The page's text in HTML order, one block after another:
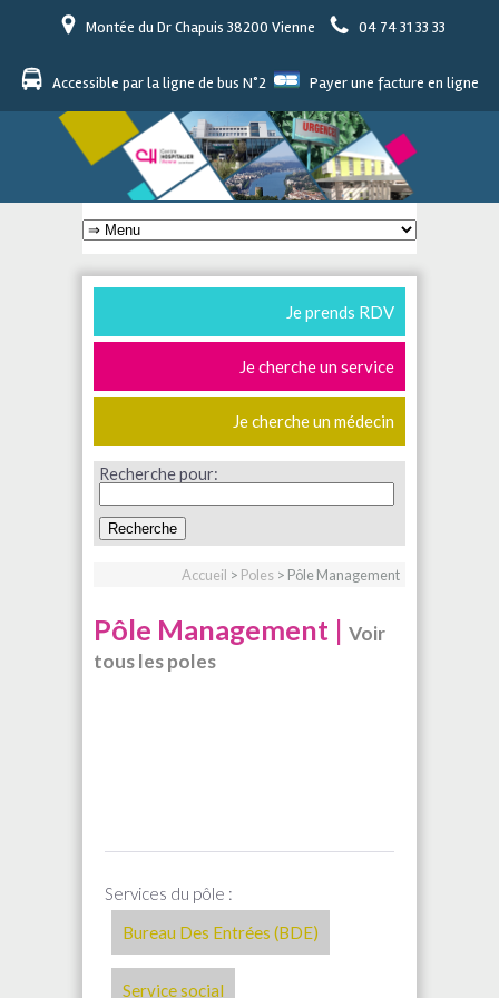
Montée du Dr Chapuis 38200 Vienne 04 74 31 33 33
Accessible par la ligne de bus N°2 Payer une facture en ligne
Je prends RDV
Je cherche un service
Je cherche un médecin
Recherche pour:
Accueil > Poles > Pôle Management
Pôle Management | Voir
tous les poles
Services du pôle :
Bureau Des Entrées (BDE)
Service social